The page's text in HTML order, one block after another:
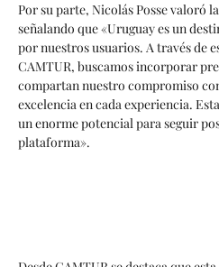
Por su parte, Nicolás Posse valoró
señalando que «Uruguay es un
por nuestros usuarios. A través de
CAMTUR, buscamos incorporar
compartan nuestro compromiso
excelencia en cada experiencia.
un enorme potencial para seguir
plataforma».